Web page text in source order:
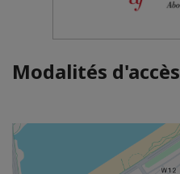
Modalités d'accès